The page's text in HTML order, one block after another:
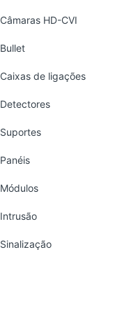
Câmaras HD-CVI
Bullet
Caixas de ligações
Detectores
Suportes
Panéis
Módulos
Intrusão
Sinalização